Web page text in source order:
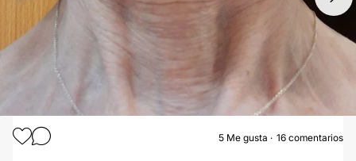
RELLENOS FACIALES
5 Me gusta 16 comentarios